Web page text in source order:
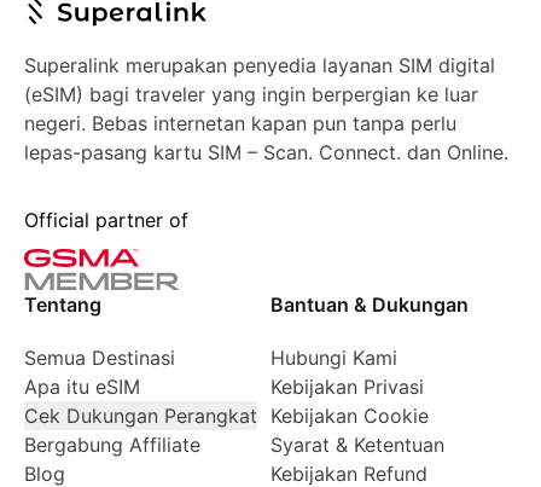
Superalink merupakan penyedia layanan SIM digital
(eSIM) bagi traveler yang ingin berpergian ke luar
negeri. Bebas internetan kapan pun tanpa perlu
lepas-pasang kartu SIM – Scan. Connect. dan Online.
Official partner of
Tentang
Semua Destinasi
Apa itu eSIM
Cek Dukungan Perangkat
Bergabung Affiliate
Blog
Bantuan & Dukungan
Hubungi Kami
Kebijakan Privasi
Kebijakan Cookie
Syarat & Ketentuan
Kebijakan Refund